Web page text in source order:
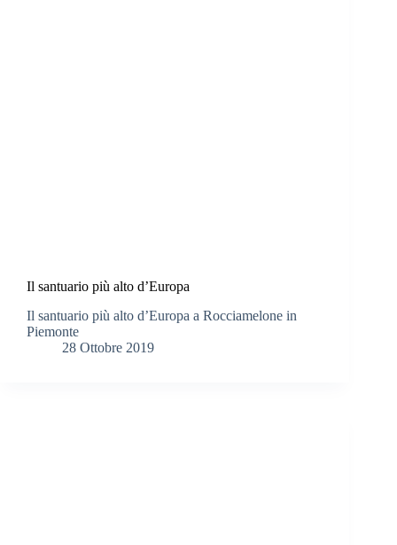
Il santuario più alto d’Europa
Il santuario più alto d’Europa a Rocciamelone in
Piemonte
28 Ottobre 2019